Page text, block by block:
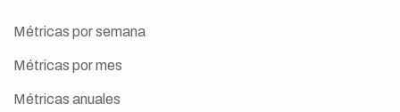
Métricas por semana
Métricas por mes
Métricas anuales